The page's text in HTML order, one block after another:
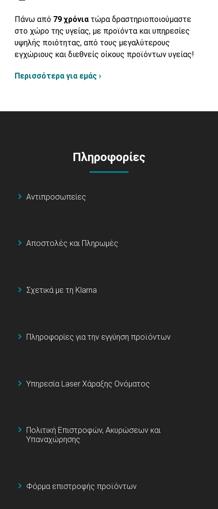
Πάνω από 79 χρόνια τώρα δραστηριοποιούμαστε
στο χώρο της υγείας, με προϊόντα και υπηρεσίες
υψηλής ποιότητας, από τους μεγαλύτερους
εγχώριους και διεθνείς οίκους προϊόντων υγείας!
Περισσότερα για εμάς ›
Πληροφορίες
Αντιπροσωπείες
Αποστολές και Πληρωμές
Σχετικά με τη Klarna
Πληροφορίες για την εγγύηση προϊόντων
Υπηρεσία Laser Χάραξης Ονόματος
Πολιτική Επιστροφών, Ακυρώσεων και
Υπαναχώρησης
Φόρμα επιστροφής προϊόντων